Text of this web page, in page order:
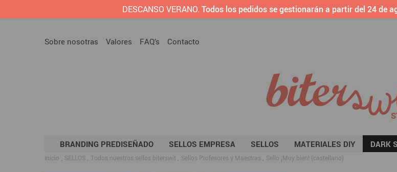
DESCANSO VERANO. Todos los pedidos se gestionarán a partir del 24 de
Sobre nosotras Valores FAQ’s Contacto
BRANDING PREDISEÑADO SELLOS EMPRESA SELLOS MATERIALES DIY DARK
Inicio SELLOS Todos nuestros sellos biterswit Sellos Profesores y Maestras Sello ¡Muy bien! (castellano)